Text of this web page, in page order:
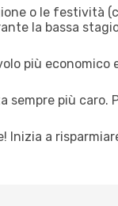
o le festività
la bassa
più economico
più caro.
a